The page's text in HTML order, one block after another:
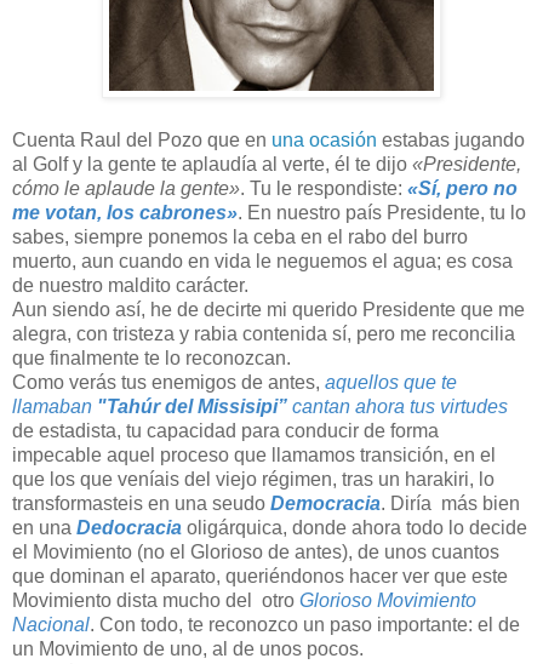
Cuenta Raul del Pozo que en una ocasión estabas jugando
al Golf y la gente te aplaudía al verte, él te dijo «Presidente,
cómo le aplaude la gente». Tu le respondiste: «Sí, pero no
me votan, los cabrones». En nuestro país Presidente, tu lo
sabes, siempre ponemos la ceba en el rabo del burro
muerto, aun cuando en vida le neguemos el agua; es cosa
de nuestro maldito carácter.
Aun siendo así, he de decirte mi querido Presidente que me
alegra, con tristeza y rabia contenida sí, pero me reconcilia
que finalmente te lo reconozcan.
Como verás tus enemigos de antes, aquellos que te
llamaban "Tahúr del Missisipi” cantan ahora tus virtudes
de estadista, tu capacidad para conducir de forma
impecable aquel proceso que llamamos transición, en el
que los que veníais del viejo régimen, tras un harakiri, lo
transformasteis en una seudo Democracia. Diría más bien
en una Dedocracia oligárquica, donde ahora todo lo decide
el Movimiento (no el Glorioso de antes), de unos cuantos
que dominan el aparato, queriéndonos hacer ver que este
Movimiento dista mucho del otro Glorioso Movimiento
Nacional. Con todo, te reconozco un paso importante: el de
un Movimiento de uno, al de unos pocos.